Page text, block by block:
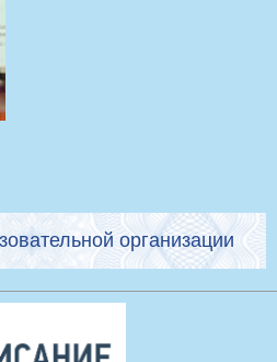
организации